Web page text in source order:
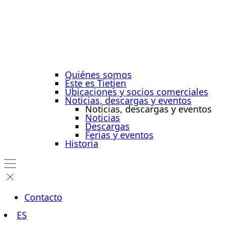
Quiénes somos
Este es Tietjen
Ubicaciones y socios comerciales
Noticias, descargas y eventos
Noticias, descargas y eventos
Noticias
Descargas
Ferias y eventos
Historia
Contacto
ES